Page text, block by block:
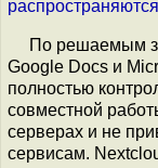
распространяются
По решаемым
Google Docs и
полностью
совместной
серверах и не
сервисам.